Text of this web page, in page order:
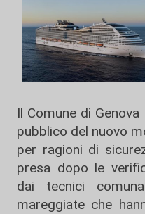
Il Comune di
pubblico del nuovo
per ragioni di
presa dopo le
dai tecnici
mareggiate che